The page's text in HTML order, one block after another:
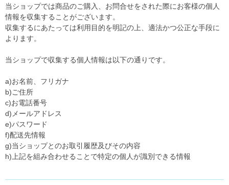
当ショップでは商品のご購入、お問合せをされた際にお客様の個人
情報を収集することがございます。
収集するにあたっては利用目的を明記の上、適法かつ公正な手段に
よります。
当ショップで収集する個人情報は以下の通りです。
a)お名前、フリガナ
b)ご住所
c)お電話番号
d)メールアドレス
e)パスワード
f)配送先情報
g)当ショップとのお取引履歴及びその内容
h)上記を組み合わせることで特定の個人が識別できる情報